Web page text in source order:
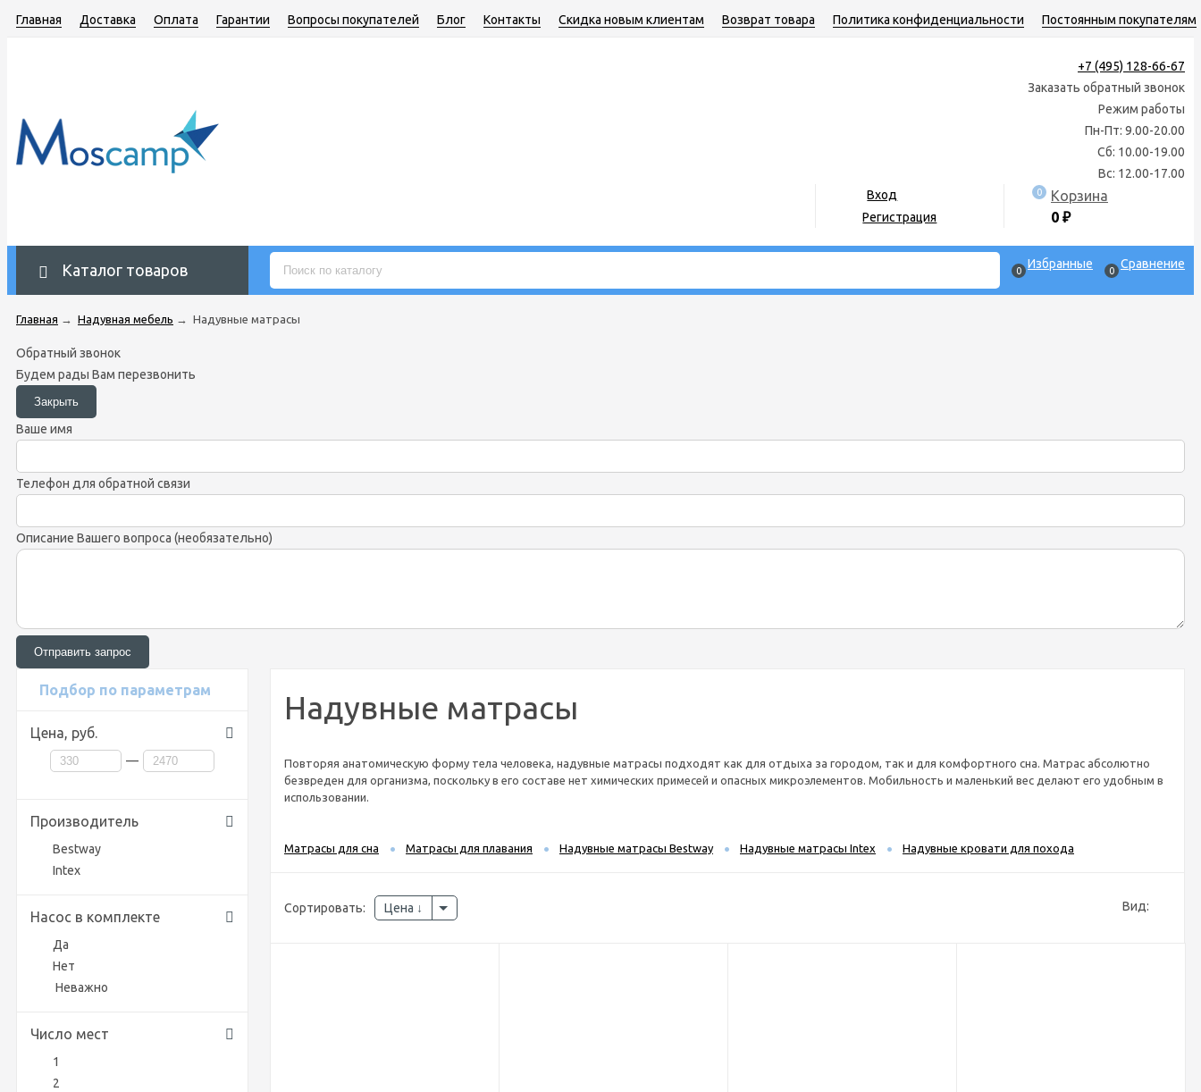
Главная Доставка Оплата Гарантии Вопросы покупателей Блог Контакты Скидка новым клиентам Возврат товара Политика конфиденциальности Постоянным покупателям
+7 (495) 128-66-67
Заказать обратный звонок
Режим работы
Пн-Пт: 9.00-20.00
Сб: 10.00-19.00
Вс: 12.00-17.00
Вход
Регистрация
0
Корзина
0 ₽
Каталог товаров 0 Избранные 0 Сравнение
Главная → Надувная мебель → Надувные матрасы
Обратный звонок
Будем рады Вам перезвонить
Ваше имя
Телефон для обратной связи
Описание Вашего вопроса (необязательно)
Подбор по параметрам
Цена, руб.
—
Производитель
Bestway
Intex
Насос в комплекте
Да
Нет
Неважно
Число мест
1
2
Надувные матрасы
Повторяя анатомическую форму тела человека, надувные матрасы подходят как для отдыха за городом, так и для комфортного сна. Матрас абсолютно
безвреден для организма, поскольку в его составе нет химических примесей и опасных микроэлементов. Мобильность и маленький вес делают его удобным в
использовании.
Матрасы для сна Матрасы для плавания Надувные матрасы Bestway Надувные матрасы Intex Надувные кровати для похода
Сортировать: Цена Вид: